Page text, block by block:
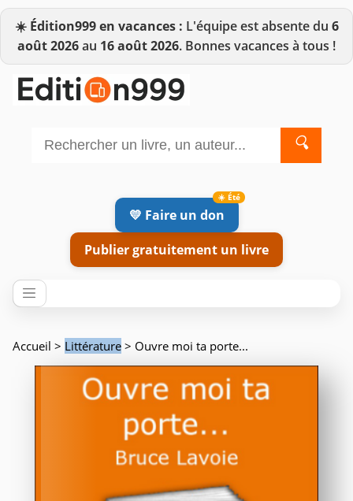
☀️ Édition999 en vacances : L'équipe est absente du 6
août 2026au 16 août 2026. Bonnes vacances à tous !
🔍
💛 Faire un don
Publier gratuitement un livre
Accueil > Littérature > Ouvre moi ta porte...